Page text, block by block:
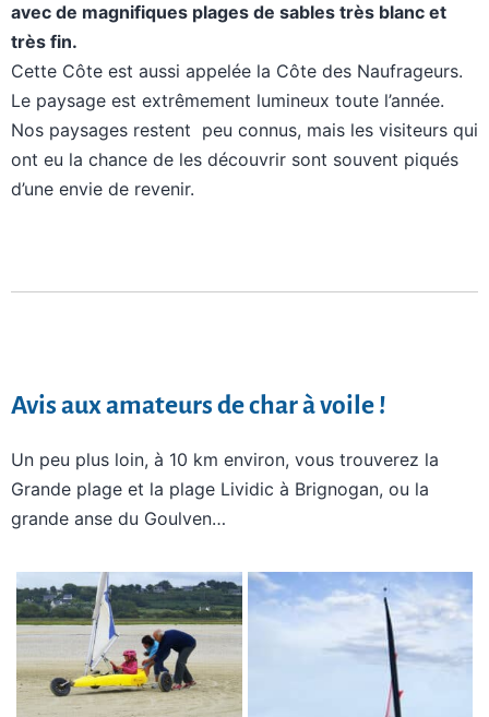
avec de magnifiques plages de sables très blanc et
très fin.
Cette Côte est aussi appelée la Côte des Naufrageurs.
Le paysage est extrêmement lumineux toute l’année.
Nos paysages restent peu connus, mais les visiteurs qui
ont eu la chance de les découvrir sont souvent piqués
d’une envie de revenir.
Avis aux amateurs de char à voile !
Un peu plus loin, à 10 km environ, vous trouverez la
Grande plage et la plage Lividic à Brignogan, ou la
grande anse du Goulven…